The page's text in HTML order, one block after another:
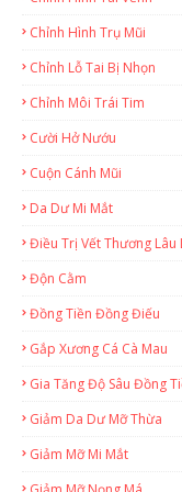
Chỉnh Hình Trụ Mũi
Chỉnh Lỗ Tai Bị Nhọn
Chỉnh Môi Trái Tim
Cười Hở Nướu
Cuộn Cánh Mũi
Da Dư Mi Mắt
Điều Trị Vết Thương Lâu
Độn Cằm
Đồng Tiền Đồng Điếu
Gắp Xương Cá Cà Mau
Gia Tăng Độ Sâu Đồng
Giảm Da Dư Mỡ Thừa
Giảm Mỡ Mi Mắt